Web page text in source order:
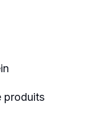
produits